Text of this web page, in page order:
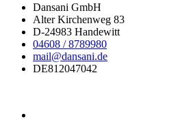
Dansani GmbH
Alter Kirchenweg 83
D-24983 Handewitt
04608 / 8789980
mail@dansani.de
DE812047042